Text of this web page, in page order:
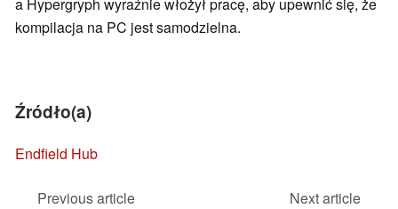
kompilacja na PC jest samodzielna.
Źródło(a)
Endfield Hub
Previous article
Next article